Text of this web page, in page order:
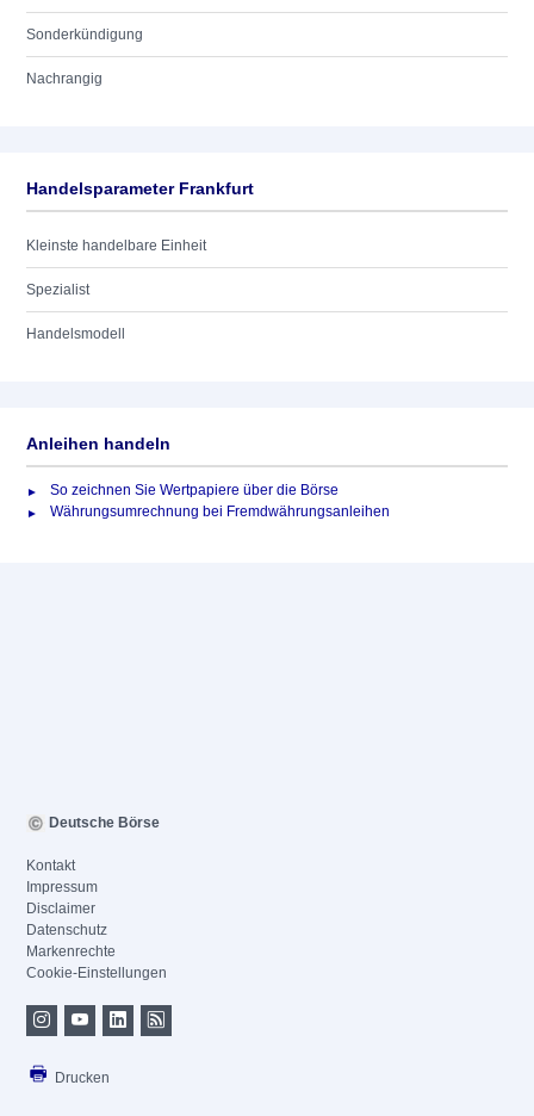
Sonderkündigung
Nachrangig
Handelsparameter Frankfurt
Kleinste handelbare Einheit
Spezialist
Handelsmodell
Anleihen handeln
So zeichnen Sie Wertpapiere über die Börse
Währungsumrechnung bei Fremdwährungsanleihen
Deutsche Börse
Kontakt
Impressum
Disclaimer
Datenschutz
Markenrechte
Cookie-Einstellungen
Drucken